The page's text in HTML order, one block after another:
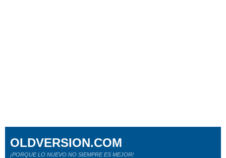
OLDVERSION.COM
¡PORQUE LO NUEVO NO SIEMPRE ES MEJOR!